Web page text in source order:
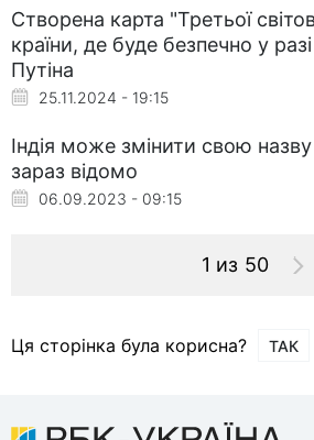
Створена карта "Третьої
країни, де буде безпечно у
Путіна
25.11.2024 - 19:15
Індія може змінити свою
зараз відомо
06.09.2023 - 09:15
1 из 50
Ця сторінка була корисна? ТАК